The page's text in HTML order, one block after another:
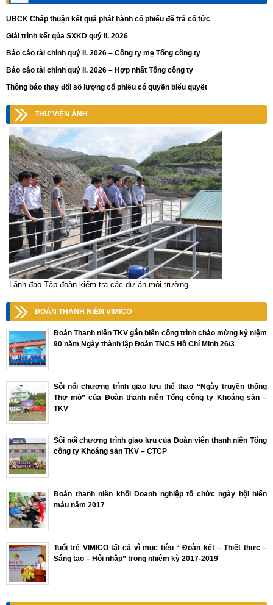
UBCK Chấp thuận kết quả phát hành cổ phiếu để trả cổ tức
Giải trình kết qủa SXKD quý II. 2026
Báo cáo tài chính quý II. 2026 – Công ty mẹ Tổng công ty
Báo cáo tài chính quý II. 2026 – Hợp nhất Tổng công ty
Thông báo thay đổi số lượng cổ phiếu có quyền biểu quyết
THƯ VIỆN ẢNH
Lãnh đạo Tập đoàn kiểm tra các dự án môi trường
ĐOÀN THANH NIÊN VIMICO
Đoàn Thanh niên TKV gắn biển công trình chào mừng kỷ niệm
90 năm Ngày thành lập Đoàn TNCS Hồ Chí Minh 26/3
Sôi nổi chương trình giao lưu thể thao “Ngày truyền thống
Thợ mỏ” của Đoàn thanh niên Tổng công ty Khoáng sản –
TKV
Sôi nổi chương trình giao lưu của Đoàn viên thanh niên Tổng
công ty Khoáng sản TKV – CTCP
Đoàn thanh niên khối Doanh nghiệp tổ chức ngày hội hiến
máu năm 2017
Tuổi trẻ VIMICO tất cả vì mục tiêu “ Đoàn kết – Thiết thực –
Sáng tạo – Hội nhập” trong nhiệm kỳ 2017-2019